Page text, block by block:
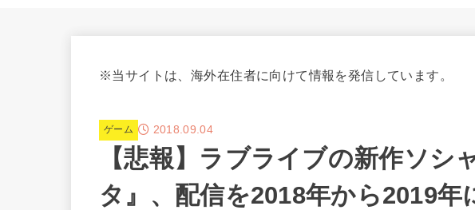
※当サイトは、海外在住者に向けて情報を発信しています。
ゲーム 2018.09.04
【悲報】ラブライブの新作ソシ
タ』、配信を2018年から2019年